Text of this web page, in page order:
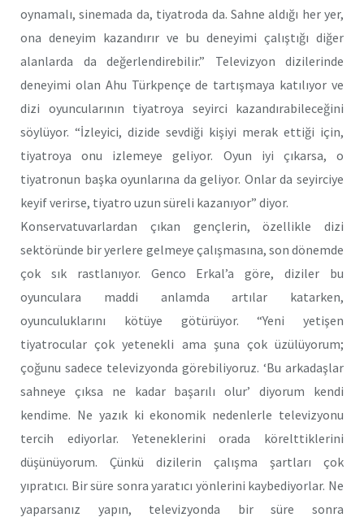
oynamalı, sinemada da, tiyatroda da. Sahne aldığı her yer,
ona deneyim kazandırır ve bu deneyimi çalıştığı diğer
alanlarda da değerlendirebilir.” Televizyon dizilerinde
deneyimi olan Ahu Türkpençe de tartışmaya katılıyor ve
dizi oyuncularının tiyatroya seyirci kazandırabileceğini
söylüyor. “İzleyici, dizide sevdiği kişiyi merak ettiği için,
tiyatroya onu izlemeye geliyor. Oyun iyi çıkarsa, o
tiyatronun başka oyunlarına da geliyor. Onlar da seyirciye
keyif verirse, tiyatro uzun süreli kazanıyor” diyor.
Konservatuvarlardan çıkan gençlerin, özellikle dizi
sektöründe bir yerlere gelmeye çalışmasına, son dönemde
çok sık rastlanıyor. Genco Erkal’a göre, diziler bu
oyunculara maddi anlamda artılar katarken,
oyunculuklarını kötüye götürüyor. “Yeni yetişen
tiyatrocular çok yetenekli ama şuna çok üzülüyorum;
çoğunu sadece televizyonda görebiliyoruz. ‘Bu arkadaşlar
sahneye çıksa ne kadar başarılı olur’ diyorum kendi
kendime. Ne yazık ki ekonomik nedenlerle televizyonu
tercih ediyorlar. Yeteneklerini orada körelttiklerini
düşünüyorum. Çünkü dizilerin çalışma şartları çok
yıpratıcı. Bir süre sonra yaratıcı yönlerini kaybediyorlar. Ne
yaparsanız yapın, televizyonda bir süre sonra